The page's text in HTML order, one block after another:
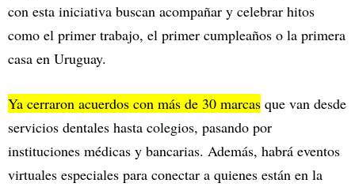
con esta iniciativa buscan acompañar y celebrar hitos
como el primer trabajo, el primer cumpleaños o la primera
casa en Uruguay.
Ya cerraron acuerdos con más de 30 marcas que van desde
servicios dentales hasta colegios, pasando por
instituciones médicas y bancarias. Además, habrá eventos
virtuales especiales para conectar a quienes están en la